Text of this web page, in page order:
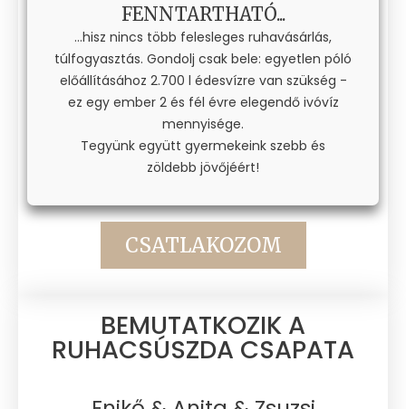
FENNTARTHATÓ...
...hisz nincs több felesleges ruhavásárlás,
túlfogyasztás. Gondolj csak bele: egyetlen póló
előállításához 2.700 l édesvízre van szükség -
ez egy ember 2 és fél évre elegendő ivóvíz
mennyisége.
Tegyünk együtt gyermekeink szebb és
zöldebb jövőjéért!
CSATLAKOZOM
BEMUTATKOZIK A
RUHACSÚSZDA CSAPATA​